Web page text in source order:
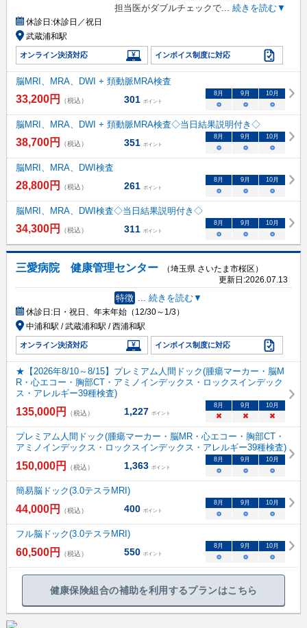
担当医がダブルチェックで... 続きを読む▼
休診日:休診日／祝日
武蔵浦和駅
オンライン決済対応 インボイス制度に対応
脳MRI、MRA、DWI + 頚動脈MRA検査
33,200円 （税込） 301 ポイント
8 月 9 月 10月
○ ○ ○
脳MRI、MRA、DWI + 頚動脈MRA検査◇当日結果説明付き◇
38,700円 （税込） 351 ポイント
8 月 9 月 10月
○ ○ ○
脳MRI、MRA、DWI検査
28,800円 （税込） 261 ポイント
8 月 9 月 10月
○ ○ ○
脳MRI、MRA、DWI検査◇当日結果説明付き◇
34,300円 （税込） 311 ポイント
8 月 9 月 10月
○ ○ ○
三愛病院 健康管理センター
（埼玉県 さいたま市桜区）
更新日:2026.07.13
特徴 ... 続きを読む▼
休診日:日・祝日、年末年始（12/30～1/3）
中浦和駅 / 武蔵浦和駅 / 西浦和駅
オンライン決済対応 インボイス制度に対応
★【2026年8/10～8/15】プレミアム人間ドック(腫瘍マーカー・脳M
R・心エコー・胸部CT・アミノインデックス・ロックスインデック
ス・アレルギー39種検査)
135,000円 （税込） 1,227 ポイント
8月 9月 10月
× × ×
プレミアム人間ドック(腫瘍マーカー・脳MR・心エコー・胸部CT・
アミノインデックス・ロックスインデックス・アレルギー39種検査)
150,000円 （税込） 1,363 ポイント
8月 9月 10月
○ ○ ○
簡易脳ドック(3.0テスラMRI)
44,000円 （税込） 400 ポイント
8月 9月 10月
○ ○ ○
フル脳ドック(3.0テスラMRI)
60,500円 （税込） 550 ポイント
8月 9月 10月
○ ○ ○
健康保険組合の補助を利用するプランはこちら